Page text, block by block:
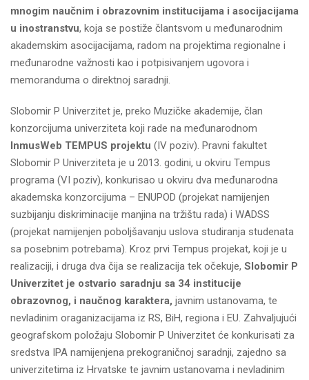
mnogim naučnim i obrazovnim institucijama i asocijacijama
u inostranstvu, koja se postiže člantsvom u međunarodnim
akademskim asocijacijama, radom na projektima regionalne i
međunarodne važnosti kao i potpisivanjem ugovora i
memoranduma o direktnoj saradnji.
Slobomir P Univerzitet je, preko Muzičke akademije, član
konzorcijuma univerziteta koji rade na međunarodnom
InmusWeb TEMPUS projektu (IV poziv). Pravni fakultet
Slobomir P Univerziteta je u 2013. godini, u okviru Tempus
programa (VI poziv), konkurisao u okviru dva međunarodna
akademska konzorcijuma – ENUPOD (projekat namijenjen
suzbijanju diskriminacije manjina na tržištu rada) i WADSS
(projekat namijenjen poboljšavanju uslova studiranja studenata
sa posebnim potrebama). Kroz prvi Tempus projekat, koji je u
realizaciji, i druga dva čija se realizacija tek očekuje, Slobomir P
Univerzitet je ostvario saradnju sa 34 institucije
obrazovnog, i naučnog karaktera, javnim ustanovama, te
nevladinim oraganizacijama iz RS, BiH, regiona i EU. Zahvaljujući
geografskom položaju Slobomir P Univerzitet će konkurisati za
sredstva IPA namijenjena prekograničnoj saradnji, zajedno sa
univerzitetima iz Hrvatske te javnim ustanovama i nevladinim